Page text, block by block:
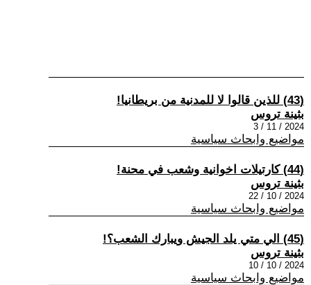
(43) للذين قالوا لا للمدنية من بريطانيا!
بثينة تروس
2024 / 11 / 3
مواضيع وابحاث سياسية
(44) كارتيلات اخوانية وشعب في محنة!
بثينة تروس
2024 / 10 / 22
مواضيع وابحاث سياسية
(45) الي متي يلد الجيش ويبارك الشعب؟!
بثينة تروس
2024 / 10 / 10
مواضيع وابحاث سياسية